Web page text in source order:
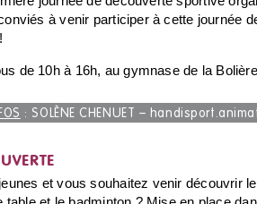
à venir participer à cette journée
de 10h à 16h, au gymnase de la
: SOLÈNE CHENUET –
et vous souhaitez venir découvrir